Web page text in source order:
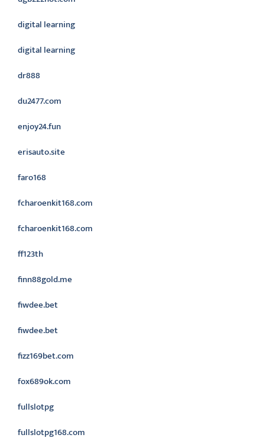
digital learning
digital learning
dr888
du2477.com
enjoy24.fun
erisauto.site
faro168
fcharoenkit168.com
fcharoenkit168.com
ff123th
finn88gold.me
fiwdee.bet
fiwdee.bet
fizz169bet.com
fox689ok.com
fullslotpg
fullslotpg168.com